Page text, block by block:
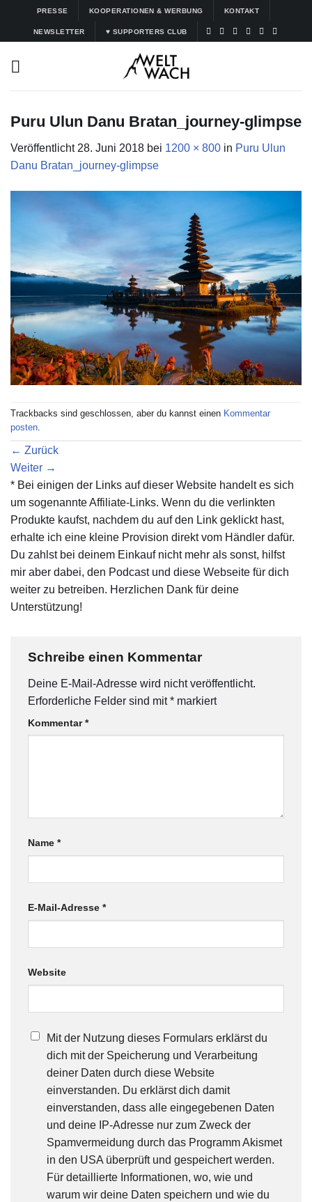
springen
PRESSE KOOPERATIONEN & WERBUNG KONTAKT
NEWSLETTER ♥ SUPPORTERS CLUB
Puru Ulun Danu Bratan_journey-glimpse
Veröffentlicht 28. Juni 2018 bei 1200 × 800 in Puru Ulun
Danu Bratan_journey-glimpse
Trackbacks sind geschlossen, aber du kannst einen Kommentar
posten.
← Zurück
Weiter →
* Bei einigen der Links auf dieser Website handelt es sich
um sogenannte Affiliate-Links. Wenn du die verlinkten
Produkte kaufst, nachdem du auf den Link geklickt hast,
erhalte ich eine kleine Provision direkt vom Händler dafür.
Du zahlst bei deinem Einkauf nicht mehr als sonst, hilfst
mir aber dabei, den Podcast und diese Webseite für dich
weiter zu betreiben. Herzlichen Dank für deine
Unterstützung!
Schreibe einen Kommentar
Deine E-Mail-Adresse wird nicht veröffentlicht.
Erforderliche Felder sind mit* markiert
Kommentar*
Name *
E-Mail-Adresse *
Website
Mit der Nutzung dieses Formulars erklärst du
dich mit der Speicherung und Verarbeitung
deiner Daten durch diese Website
einverstanden. Du erklärst dich damit
einverstanden, dass alle eingegebenen Daten
und deine IP-Adresse nur zum Zweck der
Spamvermeidung durch das Programm Akismet
in den USA überprüft und gespeichert werden.
Für detaillierte Informationen, wo, wie und
warum wir deine Daten speichern und wie du